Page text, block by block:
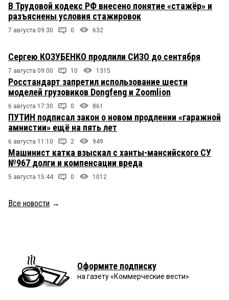
В Трудовой кодекс РФ внесено понятие «стажёр» и
разъяснены условия стажировок
7 августа 09:30 0 632
Сергею КОЗУБЕНКО продлили СИЗО до сентября
7 августа 09:00 10 1315
Росстандарт запретил использование шести
моделей грузовиков Dongfeng и Zoomlion
6 августа 17:30 0 861
ПУТИН подписал закон о новом продлении «гаражной
амнистии» ещё на пять лет
6 августа 11:10 2 949
Машинист катка взыскал с ханты-мансийского СУ
№967 долги и компенсации вреда
5 августа 15:44 0 1012
Все новости →
Оформите подписку
на газету «Коммерческие вести»